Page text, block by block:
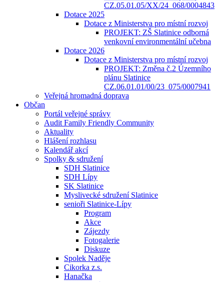
CZ.05.01.05/XX/24_068/0004843
Dotace 2025
Dotace z Ministerstva pro místní rozvoj
PROJEKT: ZŠ Slatinice odborná
venkovní environmentální učebna
Dotace 2026
Dotace z Ministerstva pro místní rozvoj
PROJEKT: Změna č.2 Územního
plánu Slatinice
CZ.06.01.01/00/23_075/0007941
Veřejná hromadná doprava
Občan
Portál veřejné správy
Audit Family Friendly Community
Aktuality
Hlášení rozhlasu
Kalendář akcí
Spolky & sdružení
SDH Slatinice
SDH Lípy
SK Slatinice
Myslivecké sdružení Slatinice
senioři Slatinice-Lípy
Program
Akce
Zájezdy
Fotogalerie
Diskuze
Spolek Naděje
Cikorka z.s.
Hanačka